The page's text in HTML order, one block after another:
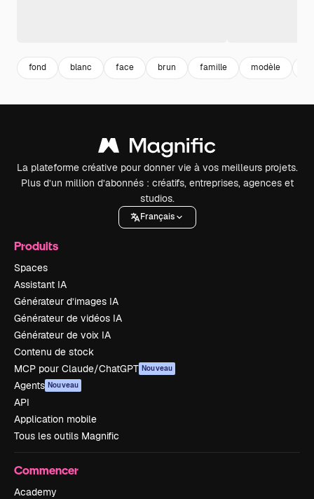
fond blanc face brun famille modèle
La plateforme créative pour donner vie à vos meilleurs projets.
Plus d’un million d’abonnés : créatifs, entreprises, agences et
studios.
Français
Produits
Spaces
Assistant IA
Générateur d’images IA
Générateur de vidéos IA
Générateur de voix IA
Contenu de stock
MCP pour Claude/ChatGPT Nouveau
Agents Nouveau
API
Application mobile
Tous les outils Magnific
Commencer
Academy